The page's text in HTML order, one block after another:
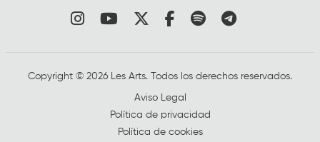
Link a instagram
Link a youtube
Link a twitter
Link a facebook
Link a spotify
Link a
Copyright © 2026 Les Arts. Todos los derechos reservados.
Aviso Legal
Política de privacidad
Política de cookies